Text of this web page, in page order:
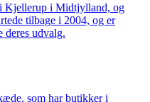
Kjellerup i Midtjylland, og
tilbage i 2004, og er
deres udvalg.
som har butikker i